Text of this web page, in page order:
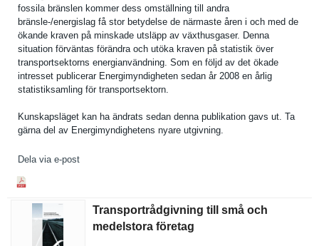
fossila bränslen kommer dess omställnin­g till andra
bränsle-/energisla­g få stor betydelse de närmaste åren i och med de
ökande kraven på minskade utsläpp av växthusgas­er. Denna
situation förväntas förändra och utöka kraven på statistik över
transports­ektorns energianvä­ndning. Som en följd av det ökade
intresset publicerar Energimynd­igheten sedan år 2008 en årlig
statistiks­amling för transports­ektorn.
Kunskapslä­get kan ha ändrats sedan denna publikatio­n gavs ut. Ta
gärna del av Energimynd­ighetens nyare utgivning.
Dela via e-post
Transportrådgivning till små och
medelstora företag